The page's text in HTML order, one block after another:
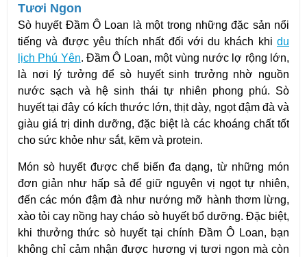
Tươi Ngon
Sò huyết Đầm Ô Loan là một trong những đặc sản nổi
tiếng và được yêu thích nhất đối với du khách khi du
lịch Phú Yên. Đầm Ô Loan, một vùng nước lợ rộng lớn,
là nơi lý tưởng để sò huyết sinh trưởng nhờ nguồn
nước sạch và hệ sinh thái tự nhiên phong phú. Sò
huyết tại đây có kích thước lớn, thịt dày, ngọt đậm đà và
giàu giá trị dinh dưỡng, đặc biệt là các khoáng chất tốt
cho sức khỏe như sắt, kẽm và protein.
Món sò huyết được chế biến đa dạng, từ những món
đơn giản như hấp sả để giữ nguyên vị ngọt tự nhiên,
đến các món đậm đà như nướng mỡ hành thơm lừng,
xào tỏi cay nồng hay cháo sò huyết bổ dưỡng. Đặc biệt,
khi thưởng thức sò huyết tại chính Đầm Ô Loan, bạn
không chỉ cảm nhận được hương vị tươi ngon mà còn